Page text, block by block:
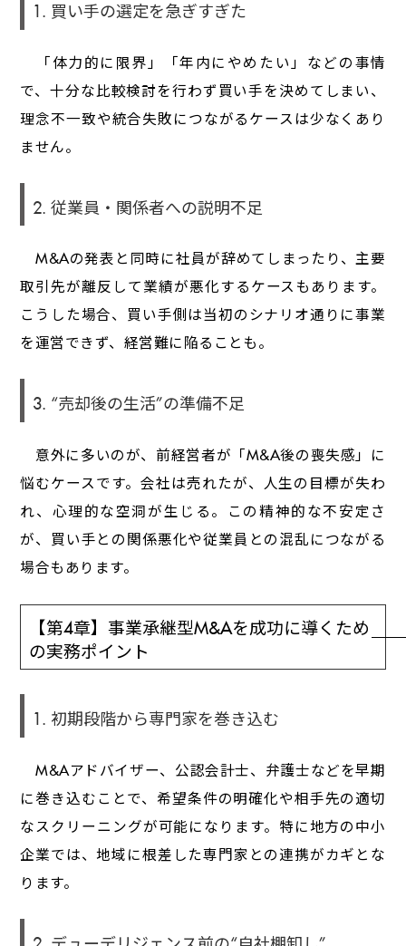
1. 買い手の選定を急ぎすぎた
「体力的に限界」「年内にやめたい」などの事情
で、十分な比較検討を行わず買い手を決めてしまい、
理念不一致や統合失敗につながるケースは少なくあり
ません。
2. 従業員・関係者への説明不足
M&Aの発表と同時に社員が辞めてしまったり、主要
取引先が離反して業績が悪化するケースもあります。
こうした場合、買い手側は当初のシナリオ通りに事業
を運営できず、経営難に陥ることも。
3. “売却後の生活”の準備不足
意外に多いのが、前経営者が「M&A後の喪失感」に
悩むケースです。会社は売れたが、人生の目標が失わ
れ、心理的な空洞が生じる。この精神的な不安定さ
が、買い手との関係悪化や従業員との混乱につながる
場合もあります。
【第4章】事業承継型M&Aを成功に導くため
の実務ポイント
1. 初期段階から専門家を巻き込む
M&Aアドバイザー、公認会計士、弁護士などを早期
に巻き込むことで、希望条件の明確化や相手先の適切
なスクリーニングが可能になります。特に地方の中小
企業では、地域に根差した専門家との連携がカギとな
ります。
2. デューデリジェンス前の“自社棚卸し”